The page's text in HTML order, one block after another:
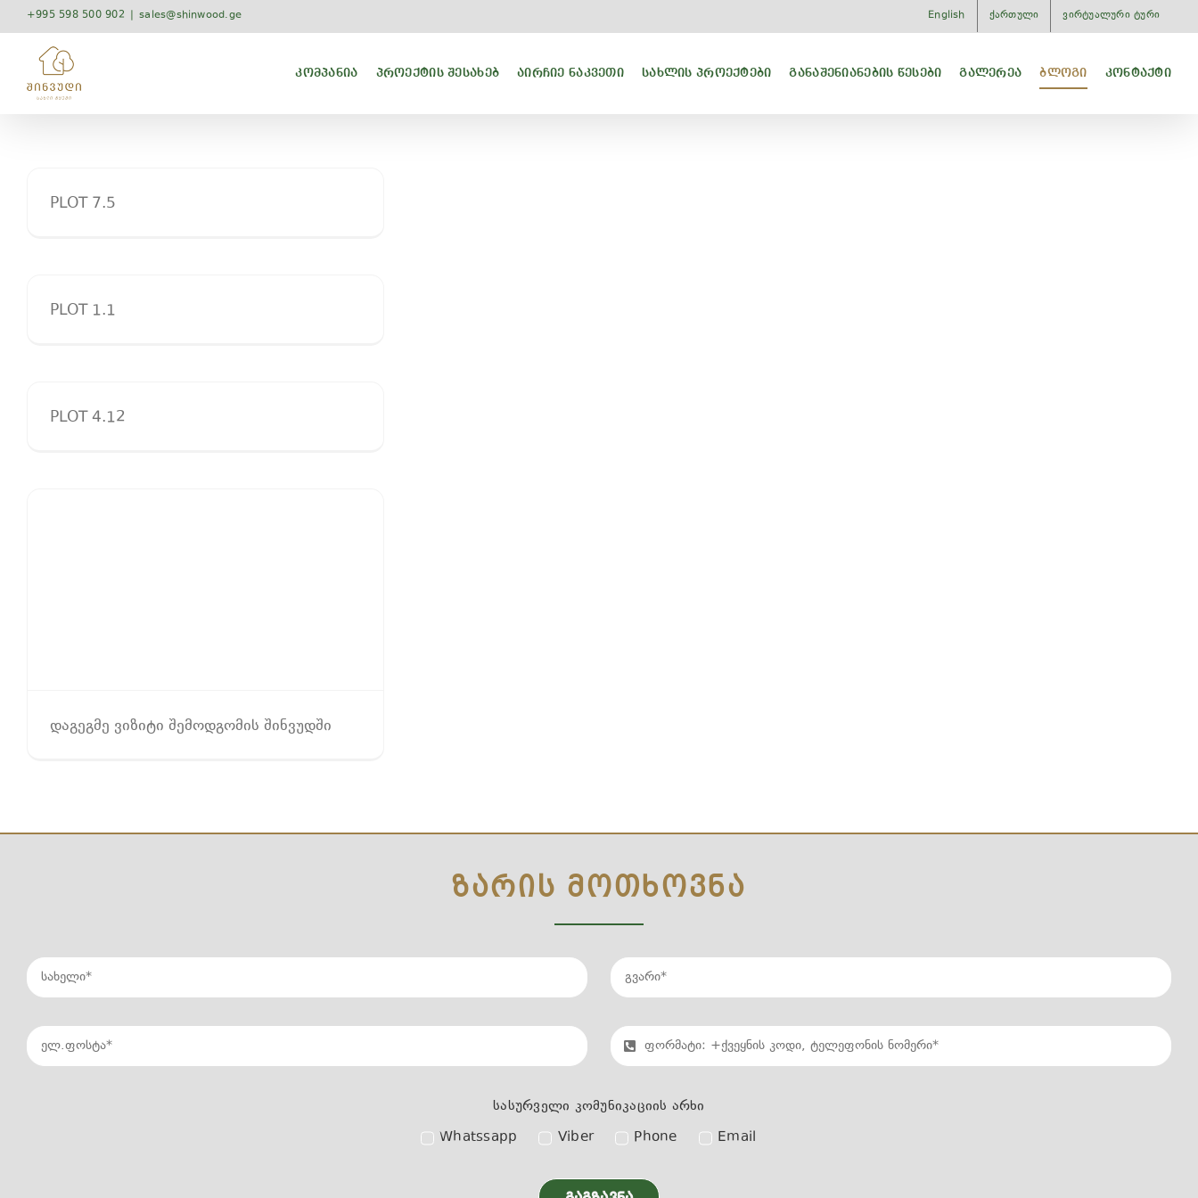
Skip
to
content
+995 598 500 902 | sales@shinwood.ge English ქართული ვირტუალური ტური
ᲙᲝᲛᲞᲐᲜᲘᲐ ᲞᲠᲝᲔᲥᲢᲘᲡ ᲨᲔᲡᲐᲮᲔᲑ ᲐᲘᲠᲩᲘᲔ ᲜᲐᲙᲕᲔᲗᲘ ᲡᲐᲮᲚᲘᲡ ᲞᲠᲝᲔᲥᲢᲔᲑᲘ ᲒᲐᲜᲐᲨᲔᲜᲘᲐᲜᲔᲑᲘᲡ ᲬᲔᲡᲔᲑᲘ ᲒᲐᲚᲔᲠᲔᲐ ᲑᲚᲝᲒᲘ ᲙᲝᲜᲢᲐᲥᲢᲘ
PLOT 7.5
PLOT 1.1
PLOT 4.12
ᲓᲐᲒᲔᲒᲛᲔ ᲕᲘᲖᲘᲢᲘ ᲨᲔᲛᲝᲓᲒᲝᲛᲘᲡ ᲨᲘᲜᲕᲣᲓᲨᲘ
ᲖᲐᲠᲘᲡ ᲛᲝᲗᲮᲝᲕᲜᲐ
სასურველი კომუნიკაციის არხი
Whatssapp
Viber Phone Email